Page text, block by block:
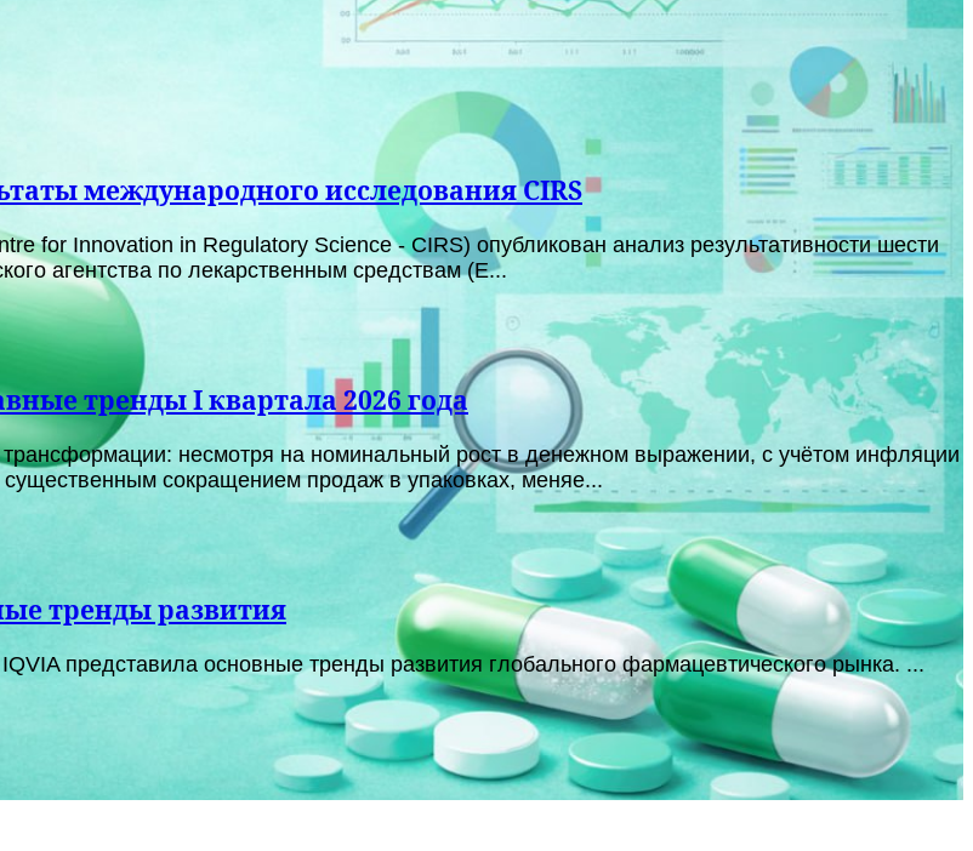
международного исследования CIRS
for Innovation in Regulatory Science - CIRS) опубликован анализ результативности шести
агентства по лекарственным средствам (E...
тренды I квартала 2026 года
несмотря на номинальный рост в денежном выражении, с учётом инфляции
сокращением продаж в упаковках, меняе...
тренды развития
представила основные тренды развития глобального фармацевтического рынка. ...